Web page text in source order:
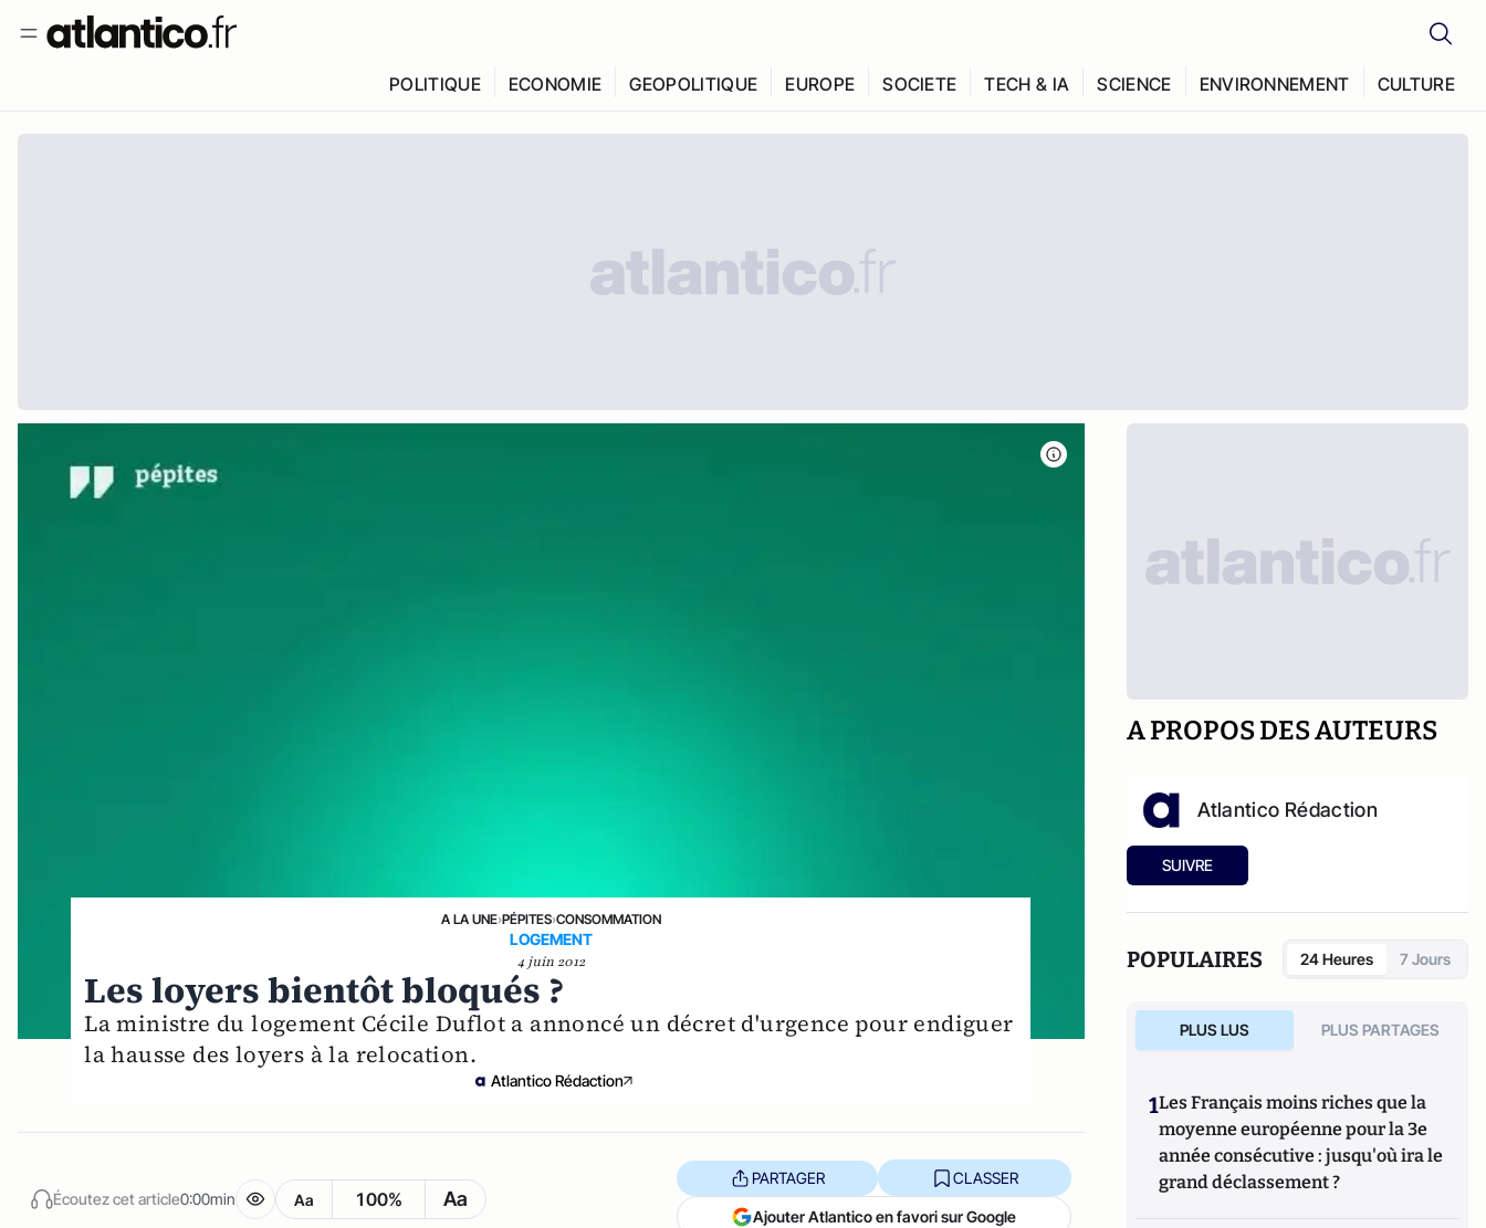
POLITIQUE ECONOMIE GEOPOLITIQUE EUROPE SOCIETE TECH & IA SCIENCE ENVIRONNEMENT CULTURE
A LA UNE›PÉPITES›CONSOMMATION
LOGEMENT
4 juin 2012
Les loyers bientôt bloqués ?
La ministre du logement Cécile Duflot a annoncé un décret d'urgence pour endiguer
la hausse des loyers à la relocation.
Atlantico Rédaction
Écoutez cet article0:00min Aa 100% Aa
PARTAGER CLASSER
Ajouter Atlantico en favori sur Google
A PROPOS DES AUTEURS
Atlantico Rédaction
SUIVRE
POPULAIRES 24 Heures 7 Jours
PLUS LUS PLUS PARTAGES
1Les Français moins riches que la
moyenne européenne pour la 3e
année consécutive : jusqu'où ira le
grand déclassement ?